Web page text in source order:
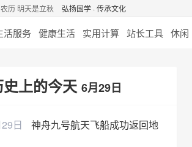
历 明天是立秋 弘扬国学 · 传承文化
活服务 健康生活 实用计算 站长工具 休闲
史上的今天 6月29日
日
神舟九号航天飞船成功返回地